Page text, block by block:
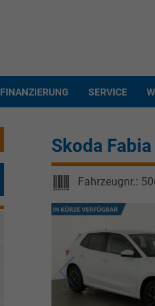
FINANZIERUNG SERVICE
Skoda Fabia
Fahrzeugnr.: